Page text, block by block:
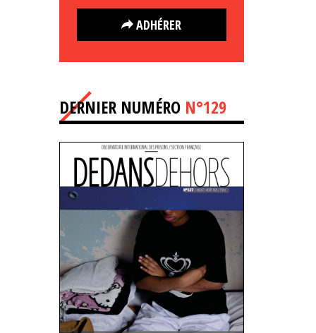
ADHÉRER
DERNIER NUMÉRO N°129